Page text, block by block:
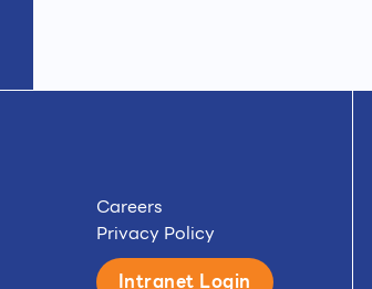
Careers
Privacy Policy
Intranet Login